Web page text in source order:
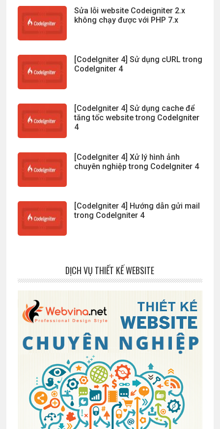
Sửa lỗi website Codeigniter 2.x
không chạy được với PHP 7.x
[CodeIgniter 4] Sử dụng cURL trong
CodeIgniter 4
[CodeIgniter 4] Sử dụng cache để
tăng tốc website trong CodeIgniter
4
[CodeIgniter 4] Xử lý hình ảnh
chuyên nghiệp trong CodeIgniter 4
[CodeIgniter 4] Hướng dẫn gửi mail
trong CodeIgniter 4
DỊCH VỤ THIẾT KẾ WEBSITE